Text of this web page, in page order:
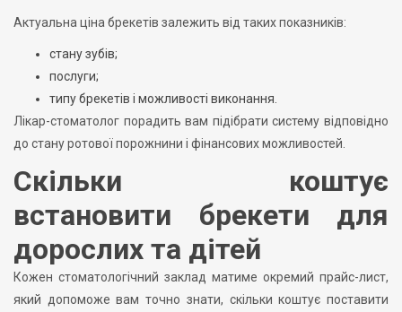
Актуальна ціна брекетів залежить від таких показників:
стану зубів;
послуги;
типу брекетів і можливості виконання.
Лікар-стоматолог порадить вам підібрати систему відповідно
до стану ротової порожнини і фінансових можливостей.
Скільки коштує
встановити брекети для
дорослих та дітей
Кожен стоматологічний заклад матиме окремий прайс-лист,
який допоможе вам точно знати, скільки коштує поставити